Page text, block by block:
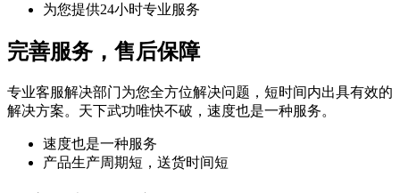
为您提供24小时专业服务
完善服务，售后保障
专业客服解决部门为您全方位解决问题，短时间内出具有效的
解决方案。天下武功唯快不破，速度也是一种服务。
速度也是一种服务
产品生产周期短，送货时间短